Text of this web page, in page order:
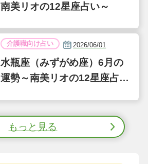
南美リオの12星座占い～
介護職向け占い 2026/06/01
水瓶座（みずがめ座）6月の
運勢～南美リオの12星座占い
もっと見る